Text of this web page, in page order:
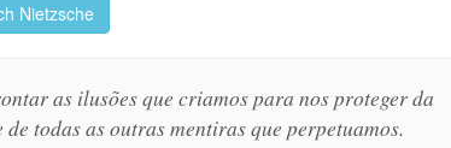
Nietzsche
as ilusões que criamos para nos proteger da
todas as outras mentiras que perpetuamos.